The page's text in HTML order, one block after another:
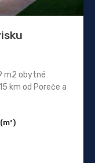
m2 obytné
km od Poreče a